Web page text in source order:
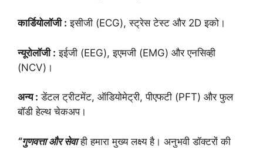
कार्डियोलॉजी : इसीजी (ECG), स्ट्रेस टेस्ट और 2D इको।
न्यूरोलॉजी : इईजी (EEG), इएमजी (EMG) और एनसिव्ही
(NCV)।
अन्य : डेंटल ट्रीटमेंट, ऑडियोमेट्री, पीएफटी (PFT) और फुल
बॉडी हेल्थ चेकअप।
“गुणवत्ता और सेवाही हमारा मुख्य लक्ष्य है। अनुभवी डॉक्टरों की